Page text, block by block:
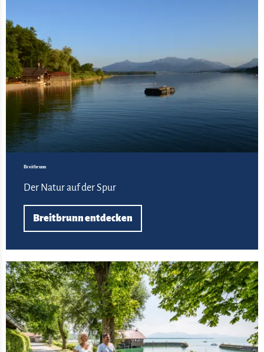
Breitbrunn
Der Natur auf der Spur
Breitbrunn entdecken